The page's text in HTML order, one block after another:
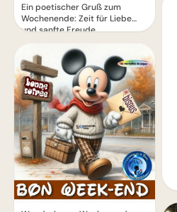
Ein poetischer Gruß zum
Wochenende: Zeit für Liebe
und sanfte Freude